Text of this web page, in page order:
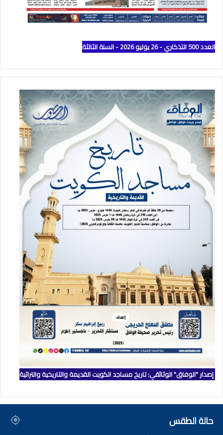
العدد 500 التذكاري - 26 يوليو 2026 - السنة الثالثة
إصدار "الوفاق" الوثائقي: تاريخ مساجد الكويت القديمة والتاريخية والتراثية
حالة الطقس